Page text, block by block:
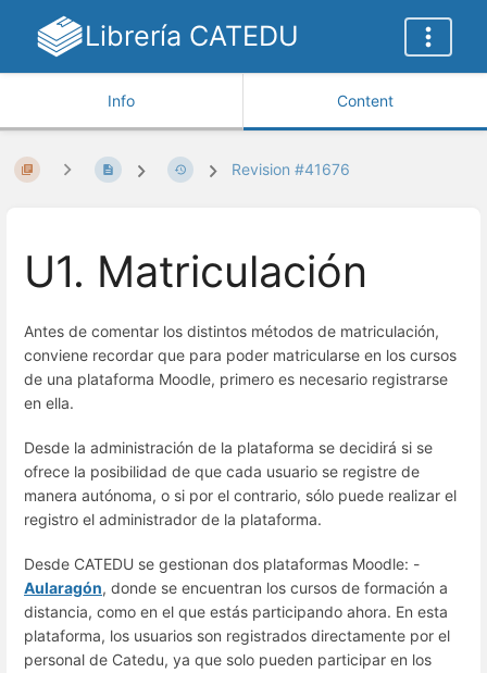
Librería CATEDU
Info Content
Revision #41676
U1. Matriculación
Antes de comentar los distintos métodos de matriculación,
conviene recordar que para poder matricularse en los cursos
de una plataforma Moodle, primero es necesario registrarse
en ella.
Desde la administración de la plataforma se decidirá si se
ofrece la posibilidad de que cada usuario se registre de
manera autónoma, o si por el contrario, sólo puede realizar el
registro el administrador de la plataforma.
Desde CATEDU se gestionan dos plataformas Moodle: -
Aularagón, donde se encuentran los cursos de formación a
distancia, como en el que estás participando ahora. En esta
plataforma, los usuarios son registrados directamente por el
personal de Catedu, ya que solo pueden participar en los